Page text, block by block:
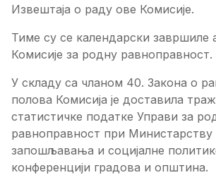
Извештаја о раду ове Комисије.
Тиме су се календарски завршиле
Комисије за родну равноправност.
У складу са чланом 40. Закона о
полова Комисија је доставила
статистичке податке Управи за
равноправност при Министарству
запошљавања и социјалне
конференцији градова и општина.